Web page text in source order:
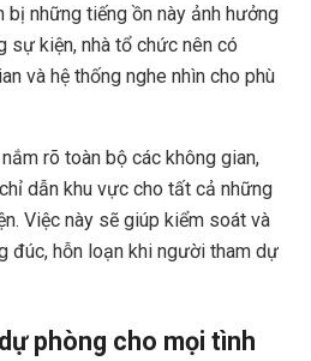
bị những tiếng ồn này ảnh hưởng
sự kiện, nhà tổ chức nên có
và hệ thống nghe nhìn cho phù
rõ toàn bộ các không gian,
dẫn khu vực cho tất cả những
Việc này sẽ giúp kiểm soát và
đúc, hỗn loạn khi người tham dự
phòng cho mọi tình